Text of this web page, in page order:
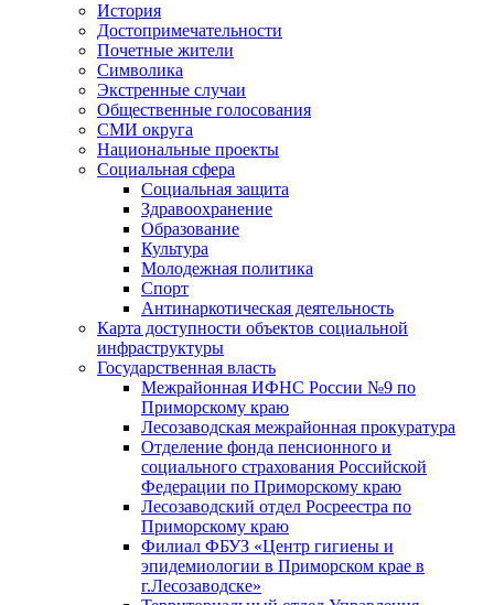
История
Достопримечательности
Почетные жители
Символика
Экстренные случаи
Общественные голосования
СМИ округа
Национальные проекты
Социальная сфера
Социальная защита
Здравоохранение
Образование
Культура
Молодежная политика
Спорт
Антинаркотическая деятельность
Карта доступности объектов социальной
инфраструктуры
Государственная власть
Межрайонная ИФНС России №9 по
Приморскому краю
Лесозаводская межрайонная прокуратура
Отделение фонда пенсионного и
социального страхования Российской
Федерации по Приморскому краю
Лесозаводский отдел Росреестра по
Приморскому краю
Филиал ФБУЗ «Центр гигиены и
эпидемиологии в Приморском крае в
г.Лесозаводске»